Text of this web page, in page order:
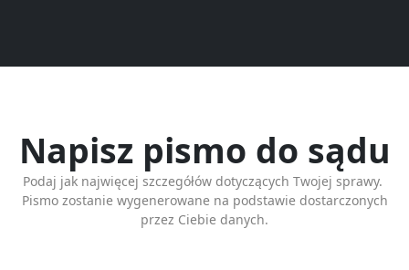
Napisz pismo do sądu
Podaj jak najwięcej szczegółów dotyczących Twojej sprawy.
Pismo zostanie wygenerowane na podstawie dostarczonych
przez Ciebie danych.